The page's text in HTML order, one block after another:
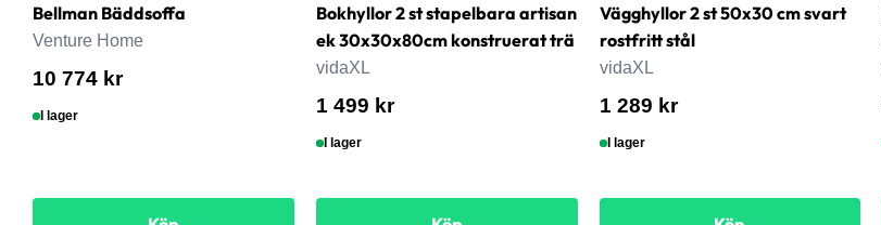
Bellman Bäddsoffa
Venture Home
10 774 kr
I lager
Bokhyllor 2 st stapelbara artisan
ek 30x30x80cm konstruerat trä
vidaXL
1 499 kr
I lager
Vägghyllor 2 st 50x30 cm svart
rostfritt stål
vidaXL
1 289 kr
I lager